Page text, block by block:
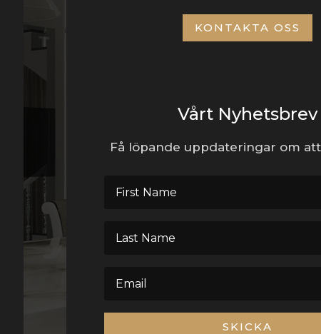
KONTAKTA OSS
Vårt Nyhetsbrev
Få löpande uppdateringar om
SKICKA